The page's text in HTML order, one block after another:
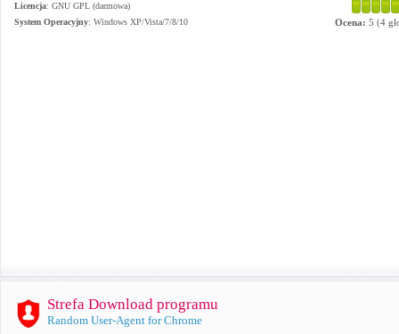
Licencja: GNU GPL (darmowa)
System Operacyjny: Windows XP/Vista/7/8/10 Ocena: 5 (4
Strefa Download programu
Random User-Agent for Chrome